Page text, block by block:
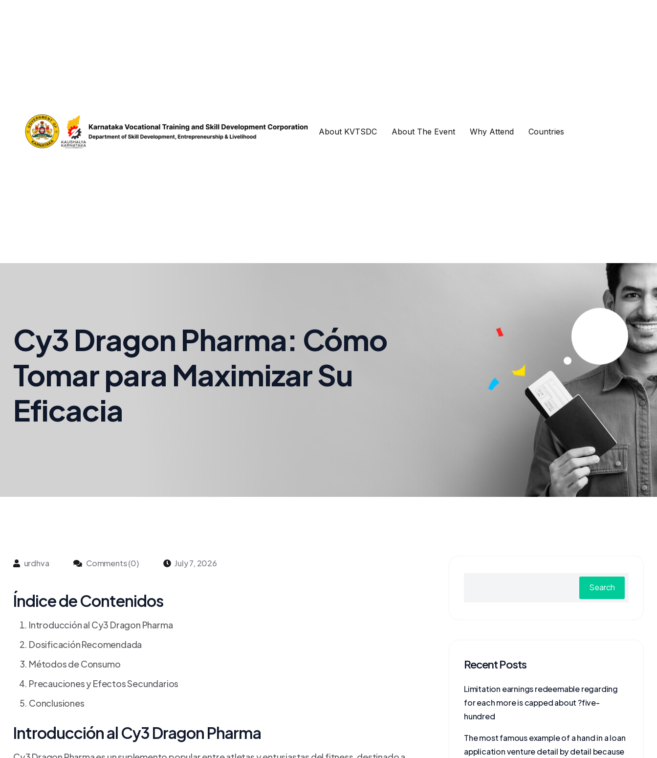
About KVTSDC About The Event Why Attend Countries
Enquire Now
Cy3 Dragon Pharma: Cómo
Tomar para Maximizar Su
Eficacia
urdhva Comments (0) July 7, 2026
Índice de Contenidos
Introducción al Cy3 Dragon Pharma
Dosificación Recomendada
Métodos de Consumo
Precauciones y Efectos Secundarios
Conclusiones
Introducción al Cy3 Dragon Pharma
Search
Recent Posts
Limitation earnings redeemable regarding
for each more is capped about ?five-
hundred
The most famous example of a hand in a loan
application venture detail by detail because